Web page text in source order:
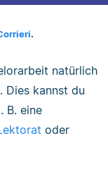
.
natürlich
Dies kannst du
B. eine
oder